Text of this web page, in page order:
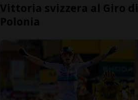
Vittoria svizzera al Giro di
Polonia